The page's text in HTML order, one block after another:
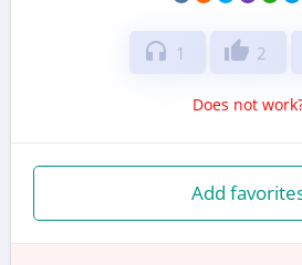
headphones 1 thumb_up 2
Does not
Add